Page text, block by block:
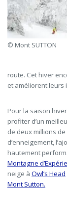
© Mont SUTTON
route. Cet hiver
et améliorent leurs
Pour la saison
profiter d’un
de deux millions
d’enneigement,
hautement
Montagne
neige à Owl’s Head
Mont Sutton.